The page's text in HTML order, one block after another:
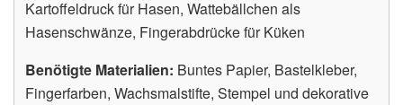
Kartoffeldruck für Hasen, Wattebällchen als
Hasenschwänze, Fingerabdrücke für Küken
Benötigte Materialien: Buntes Papier, Bastelkleber,
Fingerfarben, Wachsmalstifte, Stempel und dekorative